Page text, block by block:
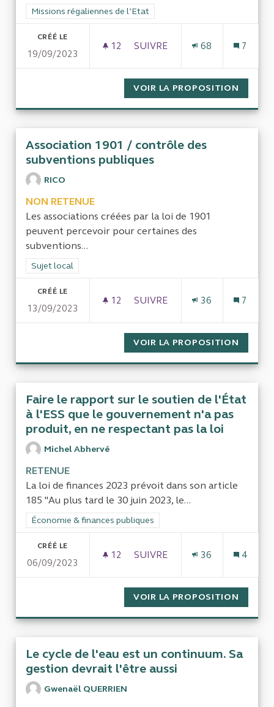
Filtrer les résultats de la catégorie : Missions régaliennes de
Missions régaliennes de l’Etat
CRÉÉ LE
19/09/2023
12 12 ABONNÉS
SUIVRE
68 7
VOIR LA PROPOSITION
Association 1901 / contrôle des
subventions publiques
RICO
NON RETENUE
Les associations créées par la loi de 1901
peuvent percevoir pour certaines des
subventions...
Filtrer les résultats de la catégorie : Sujet local
Sujet local
CRÉÉ LE
13/09/2023
12 12 ABONNÉS
SUIVRE
36 7
VOIR LA PROPOSITION
Faire le rapport sur le soutien de l'État
à l'ESS que le gouvernement n'a pas
produit, en ne respectant pas la loi
Michel Abhervé
RETENUE
La loi de finances 2023 prévoit dans son article
185 "Au plus tard le 30 juin 2023, le...
Filtrer les résultats de la catégorie : Économie & finances
Économie & finances publiques
CRÉÉ LE
06/09/2023
12 12 ABONNÉS
SUIVRE
36 4
VOIR LA PROPOSITION
Le cycle de l'eau est un continuum. Sa
gestion devrait l'être aussi
Gwenaël QUERRIEN